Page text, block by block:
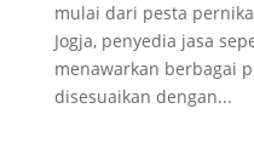
mulai dari pesta
Jogja, penyedia jasa
menawarkan berbagai
disesuaikan dengan...